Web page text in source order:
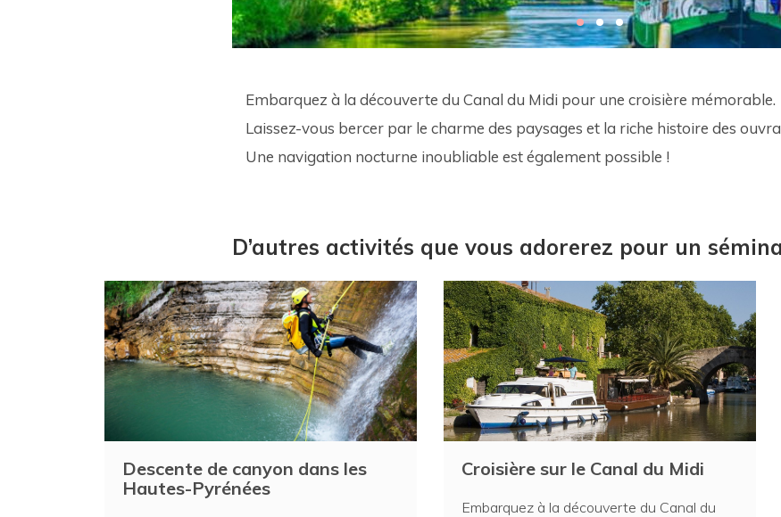
Embarquez à la découverte du Canal du Midi pour une croisière mémorable.
Laissez-vous bercer par le charme des paysages et la riche histoire des
Une navigation nocturne inoubliable est également possible !
D’autres activités que vous adorerez pour un
Descente de canyon dans les
Hautes-Pyrénées
Croisière sur le Canal du Midi
Embarquez à la découverte du Canal du